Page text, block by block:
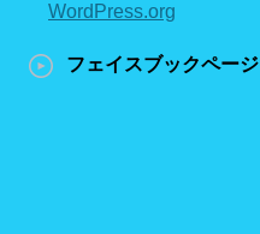
WordPress.org
フェイスブックページ